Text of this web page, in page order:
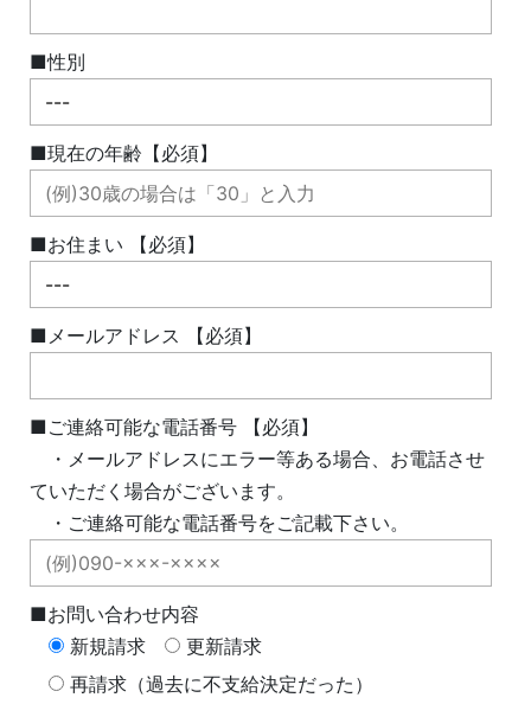
■性別
■現在の年齢【必須】
■お住まい 【必須】
■メールアドレス 【必須】
■ご連絡可能な電話番号 【必須】
・メールアドレスにエラー等ある場合、お電話させ
ていただく場合がございます。
・ご連絡可能な電話番号をご記載下さい。
■お問い合わせ内容
新規請求
更新請求
再請求（過去に不支給決定だった）